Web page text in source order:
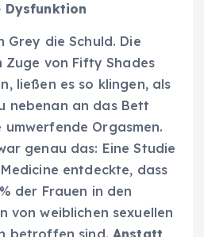
Dysfunktion
Grey die Schuld. Die
Zuge von Fifty Shades
ließen es so klingen, als
nebenan an das Bett
Orgasmen.
genau das: Eine Studie
entdeckte, dass
der Frauen in den
von weiblichen sexuellen